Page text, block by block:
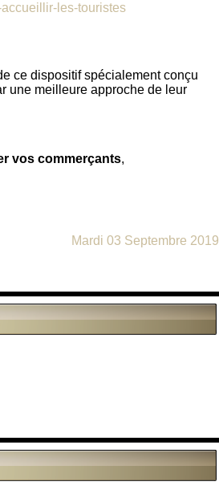
les-touristes
ce dispositif spécialement conçu
une meilleure approche de leur
vos commerçants,
Mardi 03 Septembre 2019